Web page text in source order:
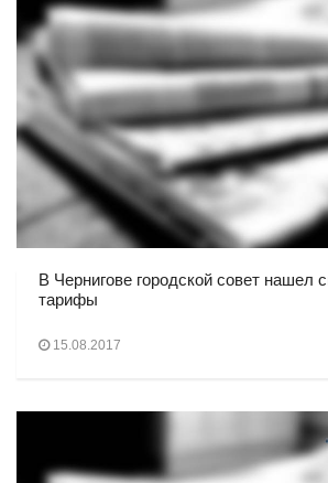
В Чернигове городской совет нашел
тарифы
15.08.2017